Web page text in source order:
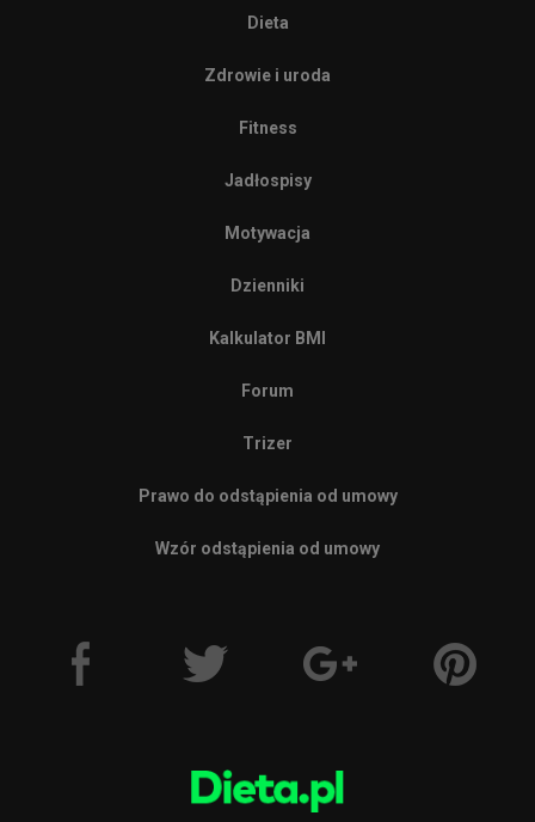
Dieta
Zdrowie i uroda
Fitness
Jadłospisy
Motywacja
Dzienniki
Kalkulator BMI
Forum
Trizer
Prawo do odstąpienia od umowy
Wzór odstąpienia od umowy